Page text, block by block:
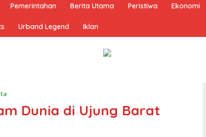
Pemerintahan Berita Utama Peristiwa Ekonomi
Urband Legend Iklan
Dunia di Ujung Barat